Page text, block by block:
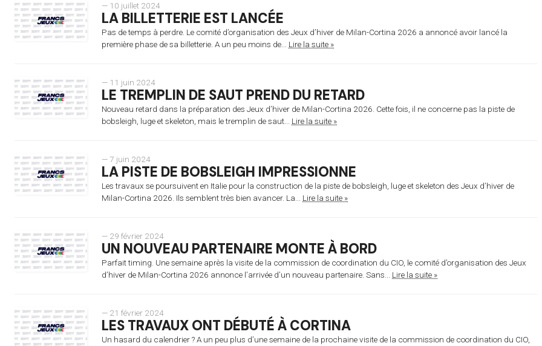
— 10 juillet 2024
LA BILLETTERIE EST LANCÉE
Pas de temps à perdre. Le comité d’organisation des Jeux d’hiver de Milan-Cortina 2026 a annoncé avoir lancé la
première phase de sa billetterie. A un peu moins de... Lire la suite »
— 11 juin 2024
LE TREMPLIN DE SAUT PREND DU RETARD
Nouveau retard dans la préparation des Jeux d’hiver de Milan-Cortina 2026. Cette fois, il ne concerne pas la piste de
bobsleigh, luge et skeleton, mais le tremplin de saut... Lire la suite »
— 7 juin 2024
LA PISTE DE BOBSLEIGH IMPRESSIONNE
Les travaux se poursuivent en Italie pour la construction de la piste de bobsleigh, luge et skeleton des Jeux d’hiver de
Milan-Cortina 2026. Ils semblent très bien avancer. La... Lire la suite »
— 29 février 2024
UN NOUVEAU PARTENAIRE MONTE À BORD
Parfait timing. Une semaine après la visite de la commission de coordination du CIO, le comité d’organisation des Jeux
d’hiver de Milan-Cortina 2026 annonce l’arrivée d’un nouveau partenaire. Sans... Lire la suite »
— 21 février 2024
LES TRAVAUX ONT DÉBUTÉ À CORTINA
Un hasard du calendrier ? A un peu plus d’une semaine de la prochaine visite de la commission de coordination du CIO,